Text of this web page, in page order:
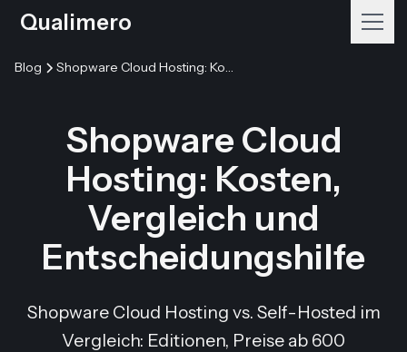
Qualimero
Blog Shopware Cloud Hosting: Kosten, Vergleich und Entscheidungshilfe
Shopware Cloud
Hosting: Kosten,
Vergleich und
Entscheidungshilfe
Shopware Cloud Hosting vs. Self-Hosted im
Vergleich: Editionen, Preise ab 600